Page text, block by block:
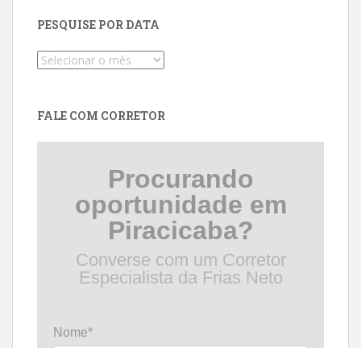
PESQUISE POR DATA
Pesquise
FALE COM CORRETOR
Procurando
oportunidade em
Piracicaba?
Converse com um Corretor
Especialista da Frias Neto
Nome*